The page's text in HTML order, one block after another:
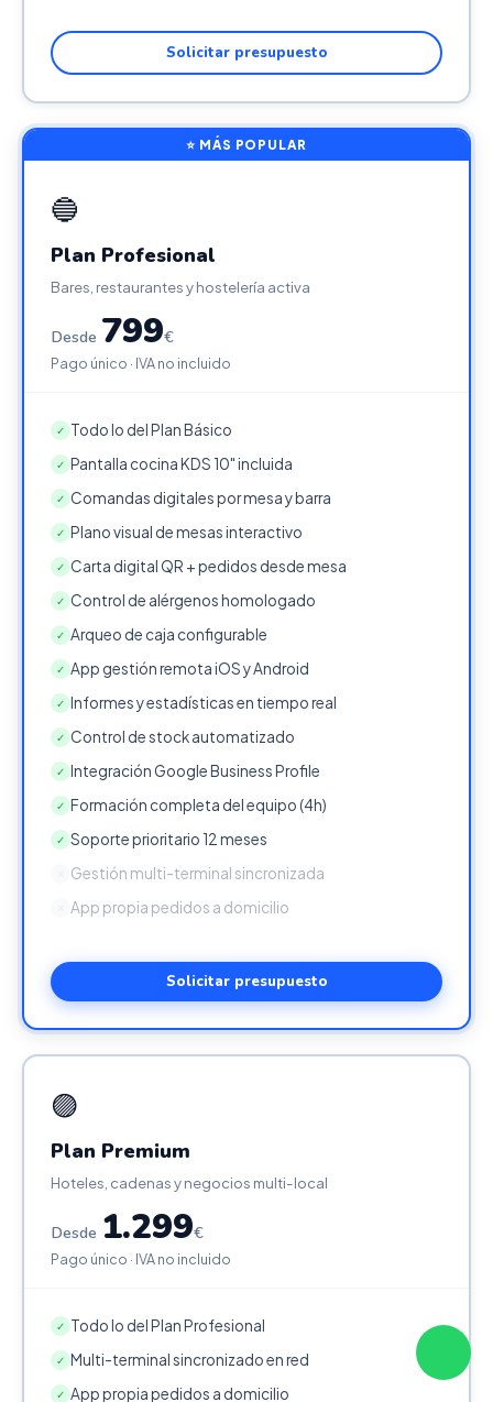
Solicitar presupuesto
⭐ MÁS POPULAR
🔵
Plan Profesional
Bares, restaurantes y hostelería activa
Desde 799€
Pago único · IVA no incluido
✓ Todo lo del Plan Básico
✓ Pantalla cocina KDS 10" incluida
✓ Comandas digitales por mesa y barra
✓ Plano visual de mesas interactivo
✓ Carta digital QR + pedidos desde mesa
✓ Control de alérgenos homologado
✓ Arqueo de caja configurable
✓ App gestión remota iOS y Android
✓ Informes y estadísticas en tiempo real
✓ Control de stock automatizado
✓ Integración Google Business Profile
✓ Formación completa del equipo (4h)
✓ Soporte prioritario 12 meses
Gestión multi-terminal sincronizada
App propia pedidos a domicilio
Solicitar presupuesto
🟣
Plan Premium
Hoteles, cadenas y negocios multi-local
Desde 1.299€
Pago único · IVA no incluido
✓ Todo lo del Plan Profesional
✓ Multi-terminal sincronizado en red
✓ App propia pedidos a domicilio